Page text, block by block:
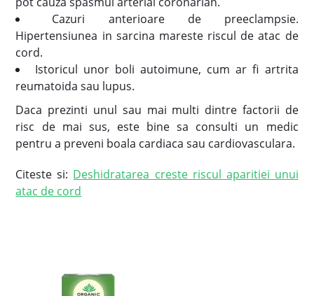
Cazuri anterioare de preeclampsie.
Hipertensiunea in sarcina mareste riscul de atac de
cord.
Istoricul unor boli autoimune, cum ar fi artrita
reumatoida sau lupus.
Daca prezinti unul sau mai multi dintre factorii de
risc de mai sus, este bine sa consulti un medic
pentru a preveni boala cardiaca sau cardiovasculara.
Citeste si: Deshidratarea creste riscul aparitiei unui
atac de cord